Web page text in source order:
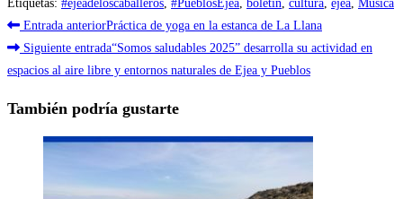
Etiquetas: #ejeadeloscaballeros #PueblosEjea boletin cultura ejea Musica
Leer
más
artículos
Entrada anteriorPráctica de yoga en la estanca de La Llana
Siguiente entrada“Somos saludables 2025” desarrolla su actividad en
espacios al aire libre y entornos naturales de Ejea y Pueblos
También podría gustarte